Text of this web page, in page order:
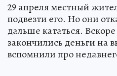
29 апреля местный
подвезти его. Но они
дальше кататься.
закончились деньги на
вспомнили про